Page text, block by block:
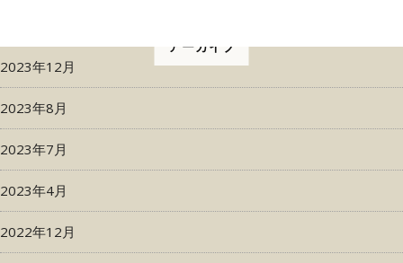
アーカイブ
2023年12月
2023年8月
2023年7月
2023年4月
2022年12月